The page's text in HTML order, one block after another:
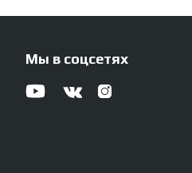
Мы в соцсетях